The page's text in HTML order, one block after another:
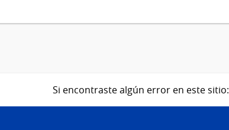
Si encontraste algún error en este sitio: